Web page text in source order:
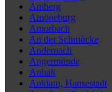
Amberg
Amöneburg
Amorbach
An der Schmücke
Andernach
Angermünde
Anhalt
Anklam, Hansestadt